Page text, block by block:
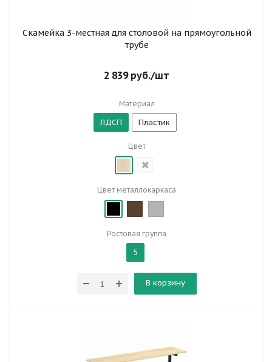
Скамейка 3-местная для столовой на прямоугольной
трубе
2 839руб./шт
Материал
ЛДСП Пластик
Цвет
Цвет металлокаркаса
Ростовая группа
5
В корзину